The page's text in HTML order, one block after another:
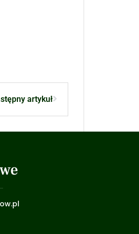
artykuł